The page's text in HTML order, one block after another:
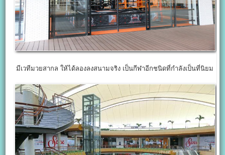
มีเวทีมวยสากล ให้ได้ลองลงสนามจริง เป็นกีฬาอีกชนิดที่กำลังเป็นที่นิยม